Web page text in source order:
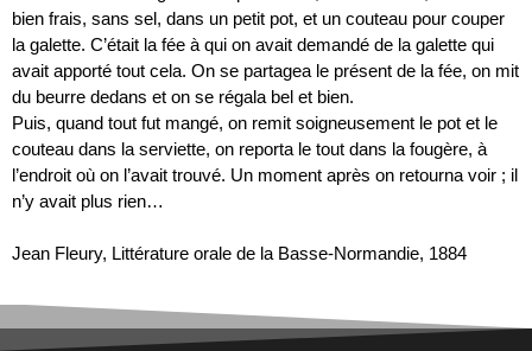
bien frais, sans sel, dans un petit pot, et un couteau pour couper
la galette. C’était la fée à qui on avait demandé de la galette qui
avait apporté tout cela. On se partagea le présent de la fée, on mit
du beurre dedans et on se régala bel et bien.
Puis, quand tout fut mangé, on remit soigneusement le pot et le
couteau dans la serviette, on reporta le tout dans la fougère, à
l’endroit où on l’avait trouvé. Un moment après on retourna voir ; il
n’y avait plus rien…
Jean Fleury, Littérature orale de la Basse-Normandie, 1884